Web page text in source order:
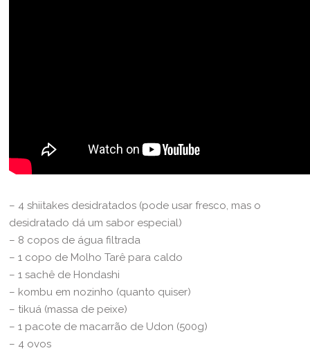
– 4 shiitakes desidratados (pode usar fresco, mas o
desidratado dá um sabor especial)
– 8 copos de água filtrada
– 1 copo de Molho Tarê para caldo
– 1 sachê de Hondashi
– kombu em nozinho (quanto quiser)
– tikuá (massa de peixe)
– 1 pacote de macarrão de Udon (500g)
– 4 ovos